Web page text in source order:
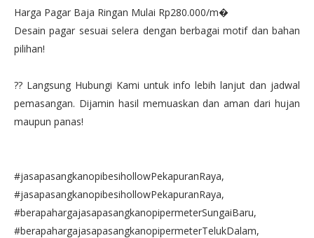
Harga Pagar Baja Ringan Mulai Rp280.000/m�
Desain pagar sesuai selera dengan berbagai motif dan bahan
pilihan!
?? Langsung Hubungi Kami untuk info lebih lanjut dan jadwal
pemasangan. Dijamin hasil memuaskan dan aman dari hujan
maupun panas!
#jasapasangkanopibesihollowPekapuranRaya,
#jasapasangkanopibesihollowPekapuranRaya,
#berapahargajasapasangkanopipermeterSungaiBaru,
#berapahargajasapasangkanopipermeterTelukDalam,